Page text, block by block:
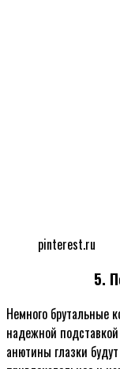
pinterest.ru
5.
Немного брутальные
надежной
анютины глазки